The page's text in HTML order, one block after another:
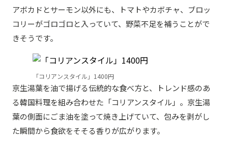
アボカドとサーモン以外にも、トマトやカボチャ、ブロッ
コリーがゴロゴロと入っていて、野菜不足を補うことがで
きそうです。
「コリアンスタイル」1400円
京生湯葉を油で揚げる伝統的な食べ方と、トレンド感のあ
る韓国料理を組み合わせた「コリアンスタイル」。京生湯
葉の側面にごま油を塗って焼き上げていて、包みを剥がし
た瞬間から食欲をそそる香りが広がります。